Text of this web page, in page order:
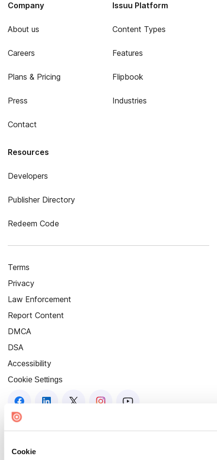
Cookie
Company
About us
Careers
Plans & Pricing
Press
Contact
Issuu Platform
Content Types
Features
Flipbook
Industries
Resources
Developers
Publisher Directory
Redeem Code
Terms
Privacy
Law Enforcement
Report Content
DMCA
DSA
Accessibility
Cookie Settings